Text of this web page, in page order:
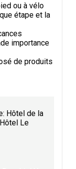
ou à vélo
étape et la
importance
de produits
Hôtel de la
Le